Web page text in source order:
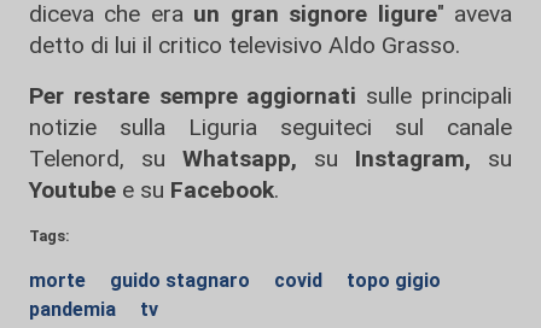
diceva che era un gran signore ligure" aveva
detto di lui il critico televisivo Aldo Grasso.
Per restare sempre aggiornati sulle principali
notizie sulla Liguria seguiteci sul canale
Telenord, su
Whatsapp, su Instagram, su
Youtube e su Facebook.
Tags:
morte guido stagnaro covid
topo gigio
pandemia
tv